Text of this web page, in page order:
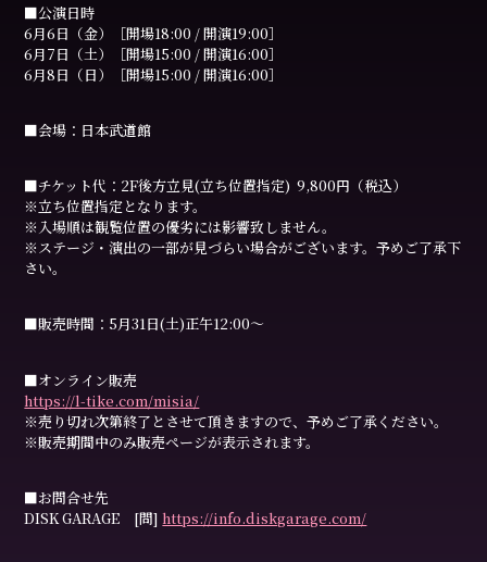
■公演日時
6月6日（金）［開場18:00 / 開演19:00］
6月7日（土）［開場15:00 / 開演16:00］
6月8日（日）［開場15:00 / 開演16:00］
■会場：日本武道館
■チケット代：2F後方立見(立ち位置指定) 9,800円（税込）
※立ち位置指定となります。
※入場順は観覧位置の優劣には影響致しません。
※ステージ・演出の一部が見づらい場合がございます。予めご了承下
さい。
■販売時間：5月31日(土)正午12:00〜
■オンライン販売
https://l-tike.com/misia/
※売り切れ次第終了とさせて頂きますので、予めご了承ください。
※販売期間中のみ販売ページが表示されます。
■お問合せ先
DISK GARAGE [問]https://info.diskgarage.com/